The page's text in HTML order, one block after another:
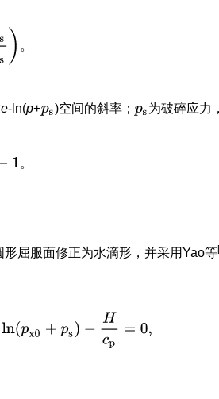
。
e-ln(p+ps)空间的斜率； ps为破碎应力，
。
形屈服面修正为水滴形，并采用Yao等[